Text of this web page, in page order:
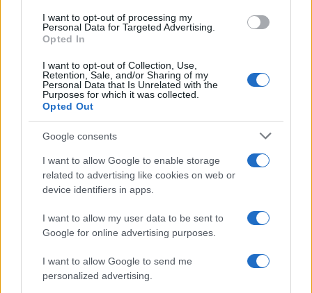
I want to opt-out of processing my
Personal Data for Targeted Advertising.
Opted In
I want to opt-out of Collection, Use,
Retention, Sale, and/or Sharing of my
Personal Data that Is Unrelated with the
Purposes for which it was collected.
Opted Out
Google consents
I want to allow Google to enable storage
related to advertising like cookies on web or
device identifiers in apps.
I want to allow my user data to be sent to
Google for online advertising purposes.
I want to allow Google to send me
personalized advertising.
Κάρπαθος: Μαχητικά αεροσκάφη Mirage
2000-5 παίρνουν την θέση των Patriot –
Παραμένουν στην Κύπρο «Έλλη» και F-16